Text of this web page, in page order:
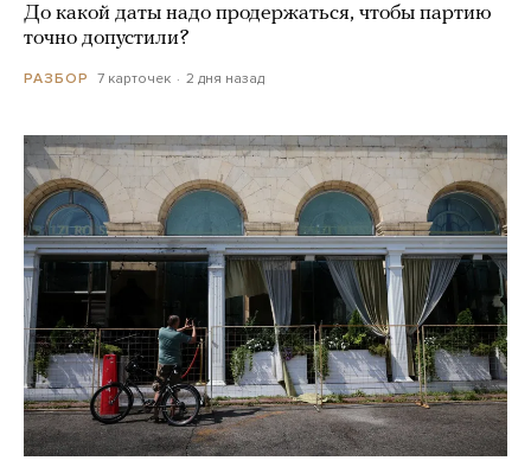
До какой даты надо продержаться, чтобы партию
точно допустили?
РАЗБОР 7 карточек 2 дня назад